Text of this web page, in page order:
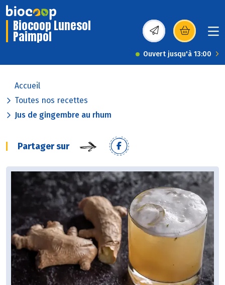
Biocoop Lunesol
Paimpol (s’ouvre dans une
Ouvert jusqu'à 13:00
Accueil
Toutes nos recettes
Jus de gingembre au rhum
Partager sur